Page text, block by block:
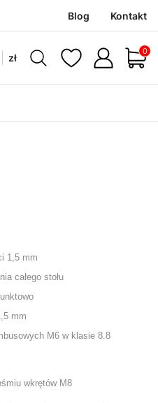
Blog Kontakt
zł
1,5 mm
całego stołu
mm
M6 w klasie 8.8
wkrętów M8